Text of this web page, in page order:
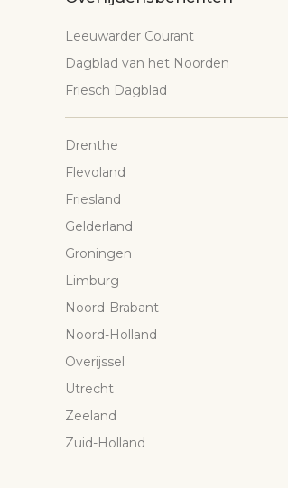
Leeuwarder Courant
Dagblad van het Noorden
Friesch Dagblad
Drenthe
Flevoland
Friesland
Gelderland
Groningen
Limburg
Noord-Brabant
Noord-Holland
Overijssel
Utrecht
Zeeland
Zuid-Holland